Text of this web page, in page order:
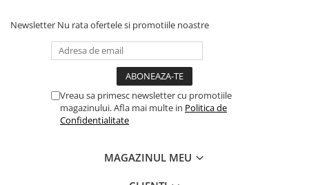
Jucarii de baie
Jucarii de sortat
Jucarii interactive bebelusi
Jucarii pentru carucioare si patut
Jocuri si jucarii educative
Newsletter Nu rata ofertele si promotiile noastre
Vreau sa primesc newsletter cu promotiile
magazinului. Afla mai multe in Politica de
Confidentialitate
MAGAZINUL MEU